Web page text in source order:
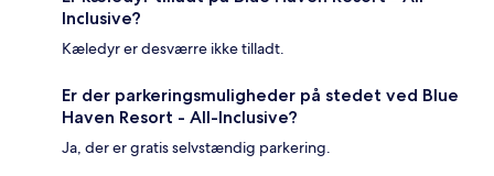
Inclusive?
Kæledyr er desværre ikke tilladt.
Er der parkeringsmuligheder på stedet ved Blue
Haven Resort - All-Inclusive?
Ja, der er gratis selvstændig parkering.